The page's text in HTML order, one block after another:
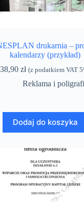
drukarnia –
kalendarzy (przykład)
38,90 zł (z podatkiem VAT
Reklama i
Dodaj do koszyka